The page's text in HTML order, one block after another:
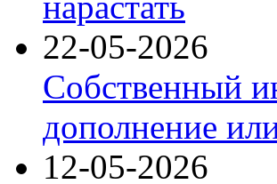
22-05-2026
Собственный
дополнение
12-05-2026